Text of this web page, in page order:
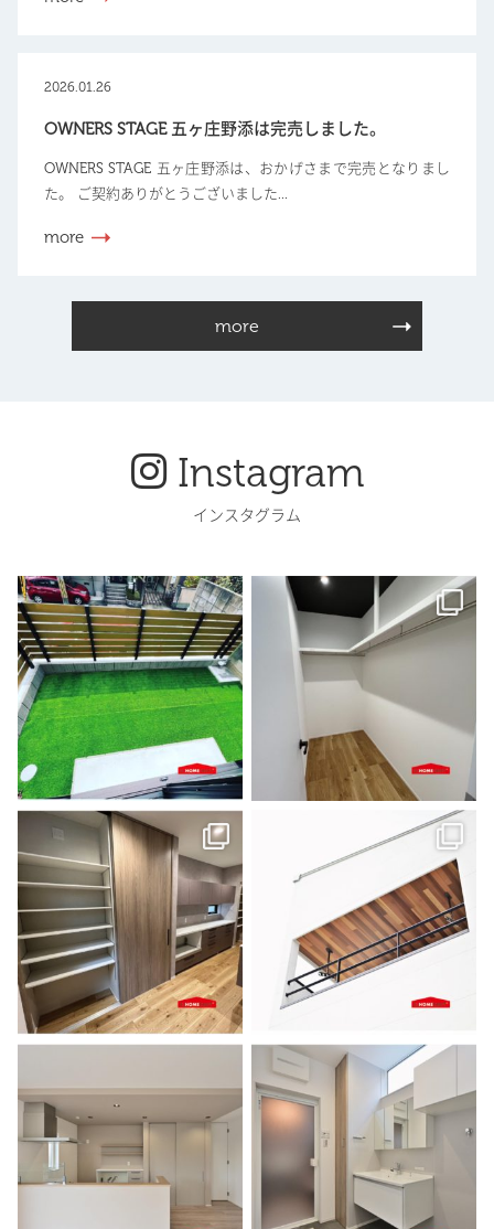
2026.01.26
OWNERS STAGE 五ヶ庄野添は完売しました。
OWNERS STAGE 五ヶ庄野添は、おかげさまで完売となりまし
た。 ご契約ありがとうございました...
more
more
Instagram
インスタグラム